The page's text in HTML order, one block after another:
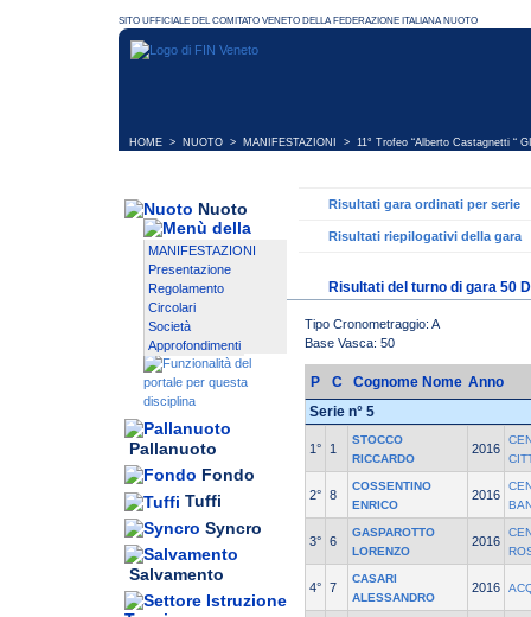
HOME > NUOTO > MANIFESTAZIONI > 11° Trofeo “Alberto Castagnetti “
Nuoto
MANIFESTAZIONI
Presentazione
Regolamento
Circolari
Società
Approfondimenti
Pallanuoto
Fondo
Tuffi
Syncro
Salvamento
Risultati gara ordinati per serie
Risultati riepilogativi della gara
Risultati del turno di gara 50
Tipo Cronometraggio: A
Base Vasca: 50
P C Cognome Nome Anno
Serie n° 5
1° 1
STOCCO
RICCARDO
2016
2° 8
COSSENTINO
ENRICO
2016
3° 6
GASPAROTTO
LORENZO
2016
4° 7
CASARI
ALESSANDRO
2016